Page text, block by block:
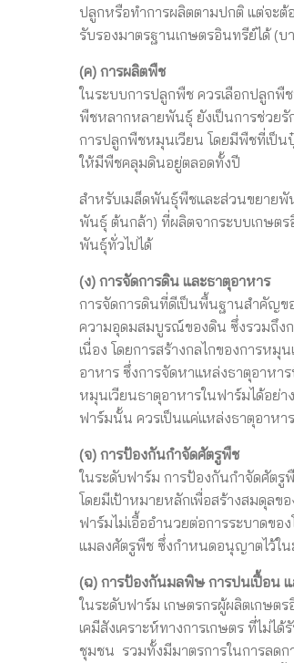
ปลูกหรือทำการผลิตตามปกติ แต่จะต้
รับรองมาตรฐานเกษตรอินทรีย์ได้ (
(ค) การผลิตพืช
ในระบบการปลูกพืช ควรเลือกปลูก
พืชหลากหลายพันธุ์ ยังเป็นการช่วย
การปลูกพืชหมุนเวียน โดยมีพืชที่เป็น
ให้มีพืชคลุมดินอยู่ตลอดทั้งปี
สำหรับเมล็ดพันธุ์พืชและส่วนขยายพั
พันธุ์ ต้นกล้า) ที่ผลิตจากระบบเกษต
พันธุ์ทั่วไปได้
(ง) การจัดการดิน และธาตุอาหาร
การจัดการดินที่ดีเป็นพื้นฐานสำคัญข
ความอุดมสมบูรณ์ของดิน ซึ่งรวมถึง
เนื่อง โดยการสร้างกลไกของการห
อาหาร ซึ่งการจัดหาแหล่งธาตุอาหา
หมุนเวียนธาตุอาหารในฟาร์มได้อย่
ฟาร์มนั้น ควรเป็นแค่แหล่งธาตุอาหา
(จ) การป้องกันกำจัดศัตรูพืช
ในระดับฟาร์ม การป้องกันกำจัดศัตรู
โดยมีเป้าหมายหลักเพื่อสร้างสมดุล
ฟาร์มไม่เอื้ออำนวยต่อการระบาดขอ
แมลงศัตรูพืช ซึ่งกำหนดอนุญาตไว้ใ
(ฉ) การป้องกันมลพิษ การปนเปื้อน
ในระดับฟาร์ม เกษตรกรผู้ผลิตเกษต
เคมีสังเคราะห์ทางการเกษตร ที่ไม่
ชุมชน รวมทั้งมีมาตรการในการลด